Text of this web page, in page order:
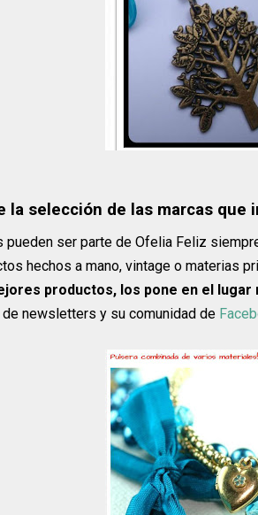
la selección de las marcas que
pueden ser parte de Ofelia Feliz
hechos a mano, vintage o materias
productos, los pone en el lugar
newsletters y su comunidad de